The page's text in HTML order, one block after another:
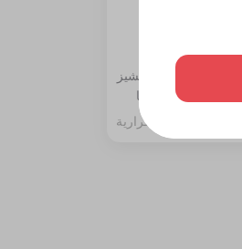
قطعة
دايجستف والتشيز
مغطاة بصوص المنجا